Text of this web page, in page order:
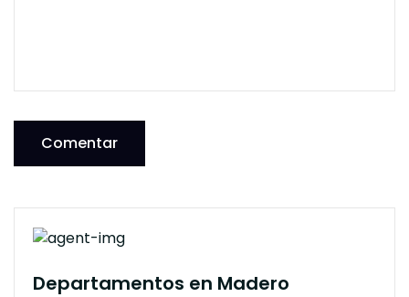
Comentar
Departamentos en Madero